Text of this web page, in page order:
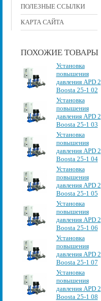
ПОЛЕЗНЫЕ ССЫЛКИ
КАРТА САЙТА
ПОХОЖИЕ ТОВАРЫ
Установка
повышения
давления APD 2
Boosta 25-1 02
Установка
повышения
давления APD 2
Boosta 25-1 03
Установка
повышения
давления APD 2
Boosta 25-1 04
Установка
повышения
давления APD 2
Boosta 25-1 05
Установка
повышения
давления APD 2
Boosta 25-1 06
Установка
повышения
давления APD 2
Boosta 25-1 07
Установка
повышения
давления APD 2
Boosta 25-1 08